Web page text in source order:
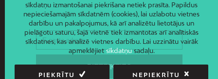
sīkdatņu izmantošanai piekrišana netiek prasīta. Papildus
nepieciešamajām sīkdatnēm (cookies), lai uzlabotu vietnes
darbību un pakalpojumus, kā arī analizētu lietotājus un
pielāgotu saturu, šajā vietnē tiek izmantotas arī analītiskās
sīkdatnes, kas analizē vietnes darbību. Lai uzzinātu vairāk
apmeklējietsīkdatņusadaļu.
PIEKRĪTU NEPIEKRĪTU